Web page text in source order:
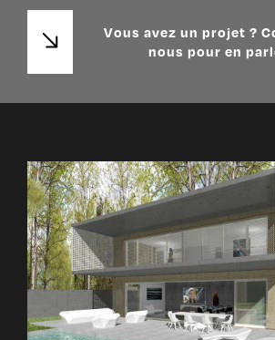
Vous avez un projet ?
nous pour en